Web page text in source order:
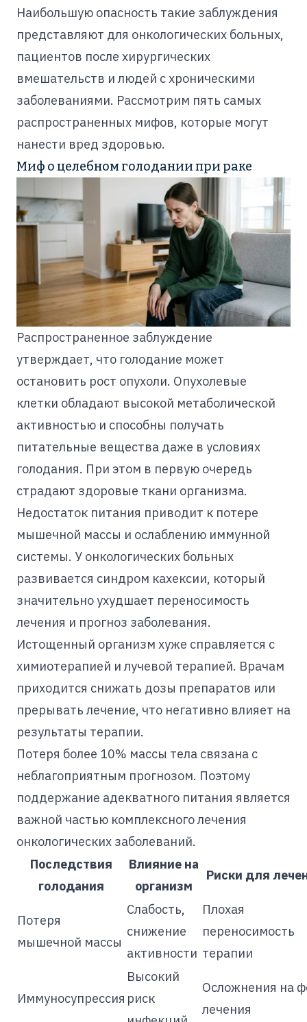
Наибольшую опасность такие заблуждения
представляют для онкологических больных,
пациентов после хирургических
вмешательств и людей с хроническими
заболеваниями. Рассмотрим пять самых
распространенных мифов, которые могут
нанести вред здоровью.
Миф о целебном голодании при раке
Распространенное заблуждение
утверждает, что голодание может
остановить рост опухоли. Опухолевые
клетки обладают высокой метаболической
активностью и способны получать
питательные вещества даже в условиях
голодания. При этом в первую очередь
страдают здоровые ткани организма.
Недостаток питания приводит к потере
мышечной массы и ослаблению иммунной
системы. У онкологических больных
развивается синдром кахексии, который
значительно ухудшает переносимость
лечения и прогноз заболевания.
Истощенный организм хуже справляется с
химиотерапией и лучевой терапией. Врачам
приходится снижать дозы препаратов или
прерывать лечение, что негативно влияет на
результаты терапии.
Потеря более 10% массы тела связана с
неблагоприятным прогнозом. Поэтому
поддержание адекватного питания является
важной частью комплексного лечения
онкологических заболеваний.
Последствия
голодания
Влияние на
организм
Риски для
Потеря
мышечной массы
Слабость,
снижение
активности
Плохая
переносимость
терапии
Иммуносупрессия
Высокий
риск
Осложнения на
лечения